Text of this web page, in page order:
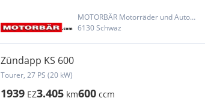
MOTORBÄR Motorräder und Automobile Handelsgesellschaft m.b.H.
6130 Schwaz
Zündapp KS 600
Tourer, 27 PS (20 kW)
1939 EZ3.405 km600 ccm